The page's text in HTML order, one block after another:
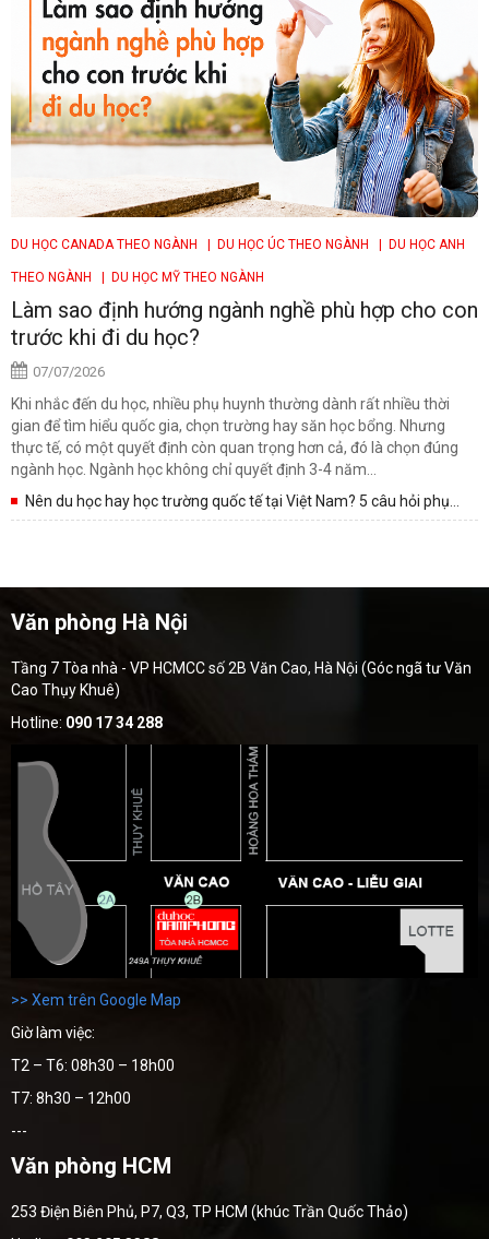
DU HỌC CANADA THEO NGÀNH | DU HỌC ÚC THEO NGÀNH | DU HỌC ANH
THEO NGÀNH | DU HỌC MỸ THEO NGÀNH
Làm sao định hướng ngành nghề phù hợp cho con
trước khi đi du học?
07/07/2026
Khi nhắc đến du học, nhiều phụ huynh thường dành rất nhiều thời
gian để tìm hiểu quốc gia, chọn trường hay săn học bổng. Nhưng
thực tế, có một quyết định còn quan trọng hơn cả, đó là chọn đúng
ngành học. Ngành học không chỉ quyết định 3-4 năm...
Nên du học hay học trường quốc tế tại Việt Nam? 5 câu hỏi phụ
huynh nên trả lời trước...
Văn phòng Hà Nội
Tầng 7 Tòa nhà - VP HCMCC số 2B Văn Cao, Hà Nội (Góc ngã tư Văn
Cao Thụy Khuê)
Hotline: 090 17 34 288
>> Xem trên Google Map
Giờ làm việc:
T2 – T6: 08h30 – 18h00
T7: 8h30 – 12h00
---
Văn phòng HCM
253 Điện Biên Phủ, P7, Q3, TP HCM (khúc Trần Quốc Thảo)